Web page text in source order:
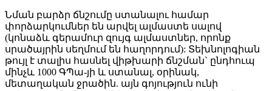
Նման բարձր ճնշումը ստանալու համար
փորձարկումներ են արվել ալմաստե սալով
(կոնաձև գերամուր զույգ ալմաստներ, որոնք
սրածայրին սեղմում են հաղորդում): Տեխնոլոգիան
թույլ է տալիս հասնել վիթխարի ճնշման` ընդհուպ
մինչև 1000 ԳՊա-յի և ստանալ, օրինակ,
մետաղական ջրածին. այն գոյություն ունի